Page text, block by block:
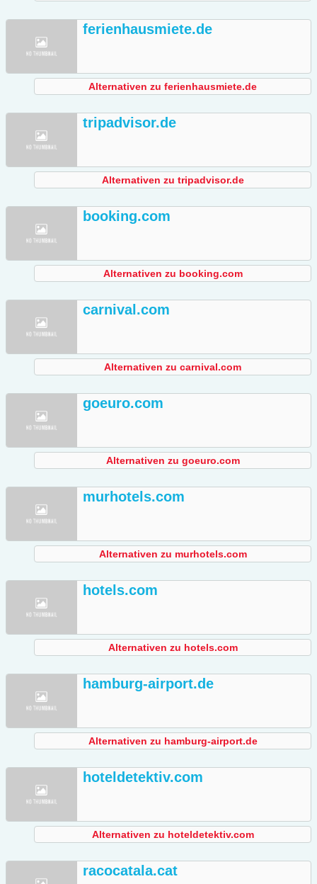
ferienhausmiete.de
Alternativen zu ferienhausmiete.de
tripadvisor.de
Alternativen zu tripadvisor.de
booking.com
Alternativen zu booking.com
carnival.com
Alternativen zu carnival.com
goeuro.com
Alternativen zu goeuro.com
murhotels.com
Alternativen zu murhotels.com
hotels.com
Alternativen zu hotels.com
hamburg-airport.de
Alternativen zu hamburg-airport.de
hoteldetektiv.com
Alternativen zu hoteldetektiv.com
racocatala.cat